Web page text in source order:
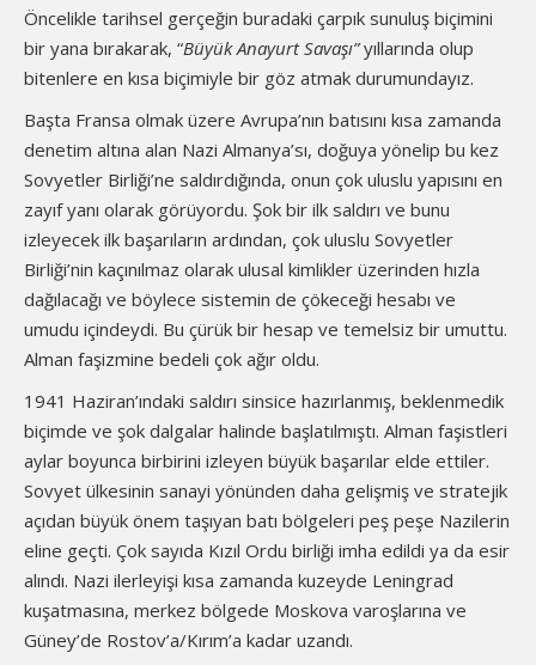
Öncelikle tarihsel gerçeğin buradaki çarpık sunuluş biçimini
bir yana bırakarak, “Büyük Anayurt Savaşı”yıllarında olup
bitenlere en kısa biçimiyle bir göz atmak durumundayız.
Başta Fransa olmak üzere Avrupa’nın batısını kısa zamanda
denetim altına alan Nazi Almanya’sı, doğuya yönelip bu kez
Sovyetler Birliği’ne saldırdığında, onun çok uluslu yapısını en
zayıf yanı olarak görüyordu. Şok bir ilk saldırı ve bunu
izleyecek ilk başarıların ardından, çok uluslu Sovyetler
Birliği’nin kaçınılmaz olarak ulusal kimlikler üzerinden hızla
dağılacağı ve böylece sistemin de çökeceği hesabı ve
umudu içindeydi. Bu çürük bir hesap ve temelsiz bir umuttu.
Alman faşizmine bedeli çok ağır oldu.
1941 Haziran’ındaki saldırı sinsice hazırlanmış, beklenmedik
biçimde ve şok dalgalar halinde başlatılmıştı. Alman faşistleri
aylar boyunca birbirini izleyen büyük başarılar elde ettiler.
Sovyet ülkesinin sanayi yönünden daha gelişmiş ve stratejik
açıdan büyük önem taşıyan batı bölgeleri peş peşe Nazilerin
eline geçti. Çok sayıda Kızıl Ordu birliği imha edildi ya da esir
alındı. Nazi ilerleyişi kısa zamanda kuzeyde Leningrad
kuşatmasına, merkez bölgede Moskova varoşlarına ve
Güney’de Rostov’a/Kırım’a kadar uzandı.